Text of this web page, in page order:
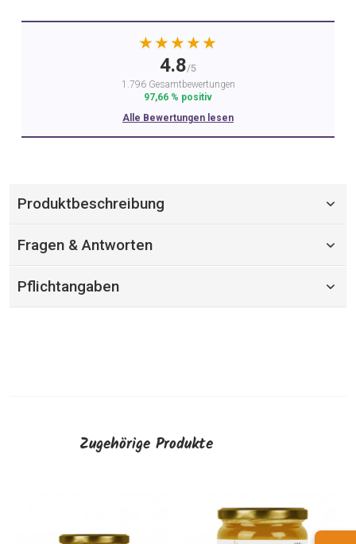
★★★★★
4.8/5
1.796 Gesamtbewertungen
97,66 % positiv
Alle Bewertungen lesen
Produktbeschreibung
Fragen & Antworten
Pflichtangaben
Zugehörige Produkte